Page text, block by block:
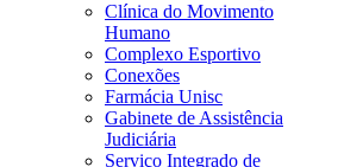
Clínica do Movimento
Humano
Complexo Esportivo
Conexões
Farmácia Unisc
Gabinete de Assistência
Judiciária
Serviço Integrado de